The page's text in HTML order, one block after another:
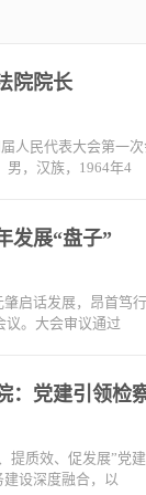
院院长
人民代表大会第一
男，汉族，1964年4
发展“盘子”
启话发展，昂首笃
议。大会审议通过
：党建引领检
提质效、促发展”党
设深度融合，以